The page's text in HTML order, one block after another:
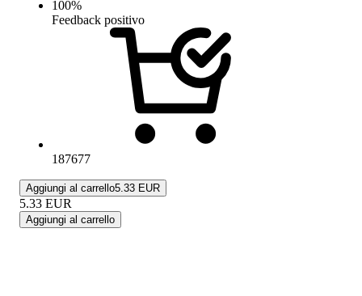
100%
Feedback positivo
187677
Aggiungi al carrello5.33 EUR
5.33 EUR
Aggiungi al carrello